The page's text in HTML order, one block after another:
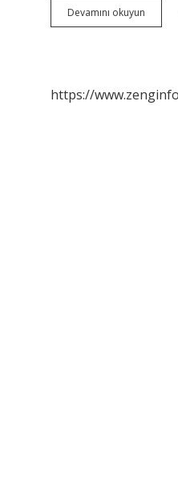
Devamını okuyun
Make
https://